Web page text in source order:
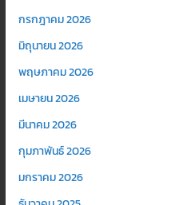
กรกฎาคม 2026
มิถุนายน 2026
พฤษภาคม 2026
เมษายน 2026
มีนาคม 2026
กุมภาพันธ์ 2026
มกราคม 2026